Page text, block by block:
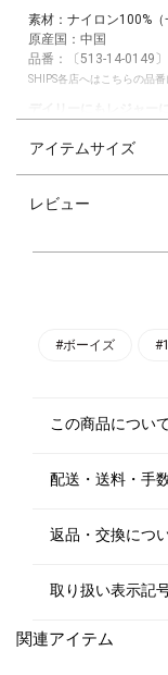
素材：ナイロン100%（
原産国：中国
品番：〔513-14-0149〕
SHIPS各店へはこちらの品
複数に撚った強度の高
【スタイリング/シーン
【サイズ目安】
イズが目安となります
『ARCH／曲線＝寄り
こだわったデザインは
で美しいと思えるアイ
アイテムサイズ
レビュー
#ボーイズ
この商品につい
配送・送料・手
返品・交換につ
取り扱い表示記
関連アイテム